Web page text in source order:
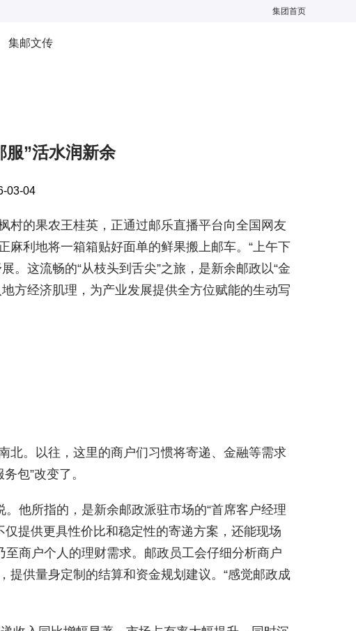
集团首页
集邮文传
服”活水润新余
03-04
村的果农王桂英，正通过邮乐直播平台向全国网友
麻利地将一箱箱贴好面单的鲜果搬上邮车。“上午下
。这流畅的“从枝头到舌尖”之旅，是新余邮政以“金
方经济肌理，为产业发展提供全方位赋能的生动写
北。以往，这里的商户们习惯将寄递、金融等需求
包”改变了。
他所指的，是新余邮政派驻市场的“首席客户经理
仅提供更具性价比和稳定性的寄递方案，还能现场
商户个人的理财需求。邮政员工会仔细分析商户
提供量身定制的结算和资金规划建议。“感觉邮政成